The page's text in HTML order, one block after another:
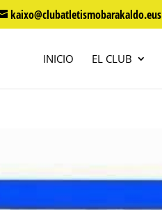
kaixo@clubatletismobarakaldo.eus
INICIO EL CLUB